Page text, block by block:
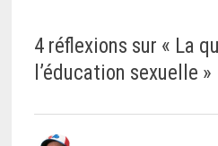
4 réflexions sur « La
l’éducation sexuelle »